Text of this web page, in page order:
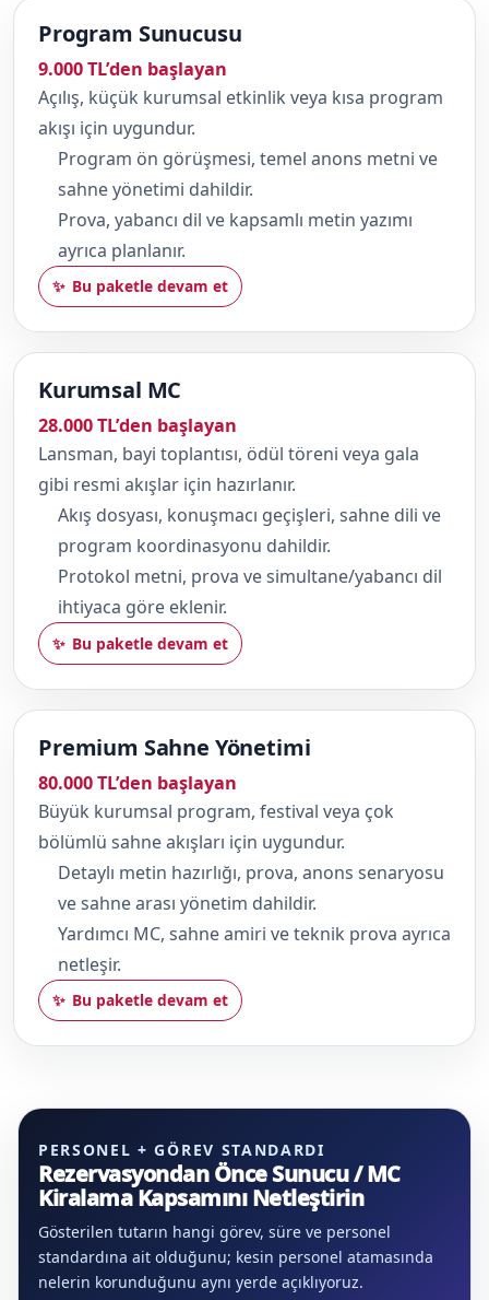
Program Sunucusu
9.000 TL’den başlayan
Açılış, küçük kurumsal etkinlik veya kısa program
akışı için uygundur.
Program ön görüşmesi, temel anons metni ve
sahne yönetimi dahildir.
Prova, yabancı dil ve kapsamlı metin yazımı
ayrıca planlanır.
Bu paketle devam et
Kurumsal MC
28.000 TL’den başlayan
Lansman, bayi toplantısı, ödül töreni veya gala
gibi resmi akışlar için hazırlanır.
Akış dosyası, konuşmacı geçişleri, sahne dili ve
program koordinasyonu dahildir.
Protokol metni, prova ve simultane/yabancı dil
ihtiyaca göre eklenir.
Bu paketle devam et
Premium Sahne Yönetimi
80.000 TL’den başlayan
Büyük kurumsal program, festival veya çok
bölümlü sahne akışları için uygundur.
Detaylı metin hazırlığı, prova, anons senaryosu
ve sahne arası yönetim dahildir.
Yardımcı MC, sahne amiri ve teknik prova ayrıca
netleşir.
Bu paketle devam et
PERSONEL + GÖREV STANDARDI
Rezervasyondan Önce Sunucu / MC
Kiralama Kapsamını Netleştirin
Gösterilen tutarın hangi görev, süre ve personel
standardına ait olduğunu; kesin personel atamasında
nelerin korunduğunu aynı yerde açıklıyoruz.